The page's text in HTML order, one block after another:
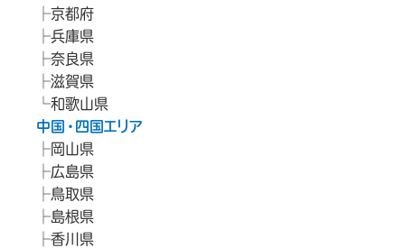
京都府
兵庫県
奈良県
滋賀県
和歌山県
中国・四国エリア
岡山県
広島県
鳥取県
島根県
香川県